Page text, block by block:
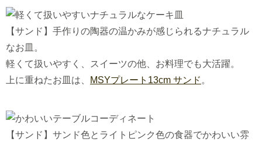
【サンド】手作りの陶器の温かみが感じられるナチュラル
なお皿。
軽くて扱いやすく、スイーツの他、お料理でも大活躍。
上に重ねたお皿は、
MSYプレート13cm サンド 。
【サンド】サンド色とライトピンク色の食器でかわいい雰